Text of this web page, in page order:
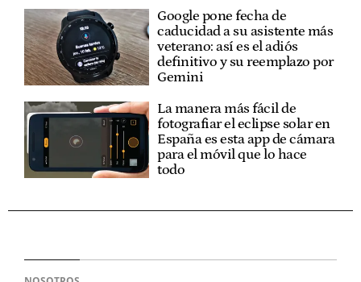
Google pone fecha de
caducidad a su asistente más
veterano: así es el adiós
definitivo y su reemplazo por
Gemini
La manera más fácil de
fotografiar el eclipse solar en
España es esta app de cámara
para el móvil que lo hace
todo